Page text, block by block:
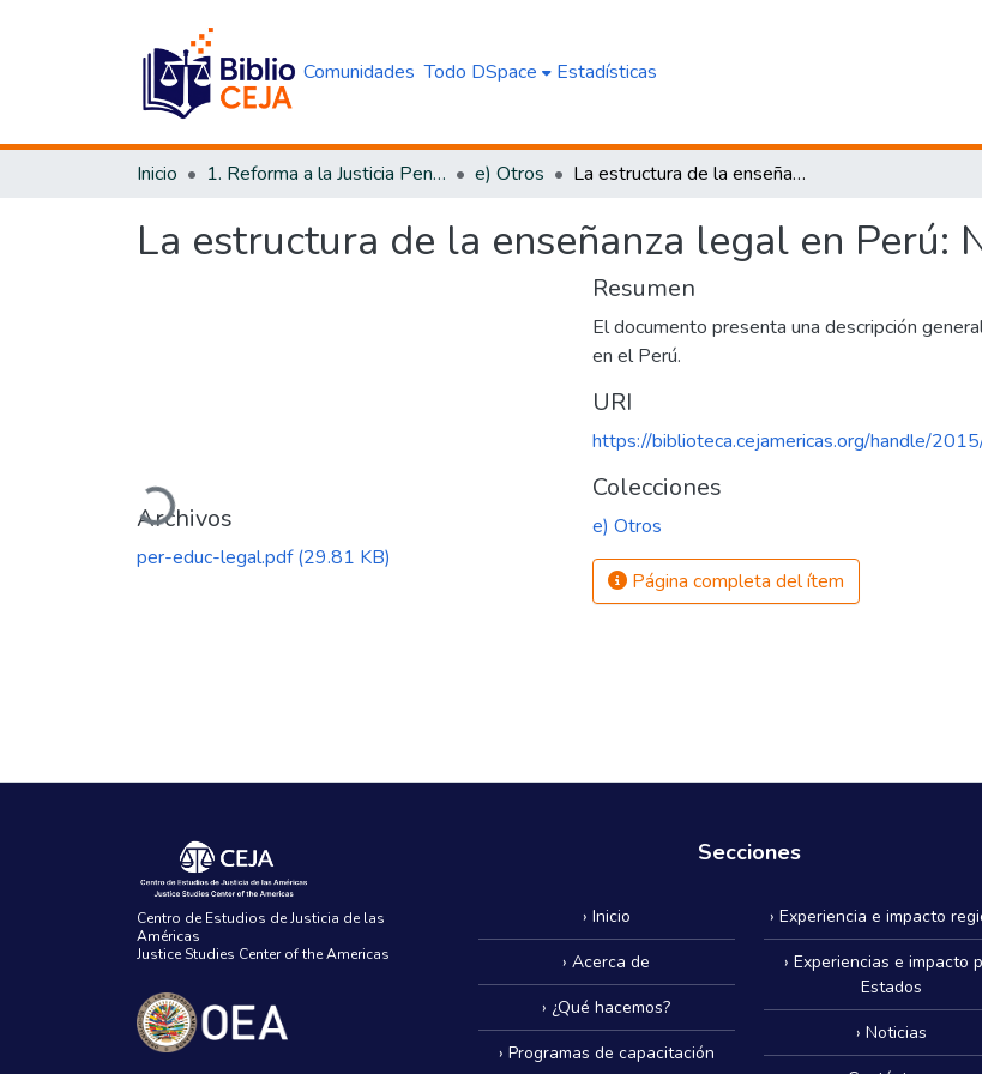
Comunidades Todo DSpace Estadísticas
Inicio 1. Reforma a la Justicia Penal e) Otros La estructura de la enseñanza legal en Perú: Notas para un diagnóstico
La estructura de la enseñanza legal en Perú:
Cargando...
Archivos
per-educ-legal.pdf(29.81 KB)
Resumen
El documento presenta una descripción
en el Perú.
URI
https://biblioteca.cejamericas.org/handle/
Colecciones
e) Otros
Página completa del ítem
Centro de Estudios de Justicia de las
Américas
Justice Studies Center of the Americas
Secciones
› Inicio
› Acerca de
› ¿Qué hacemos?
› Programas de capacitación
› Experiencia e impacto
› Experiencias e impacto
Estados
› Noticias